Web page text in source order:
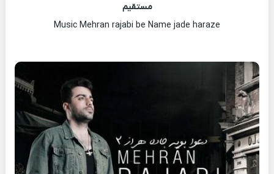
مستقیم
Music Mehran rajabi be Name jade haraze